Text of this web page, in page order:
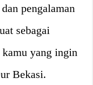
pengalaman
sebagai
kamu yang ingin
Bekasi.